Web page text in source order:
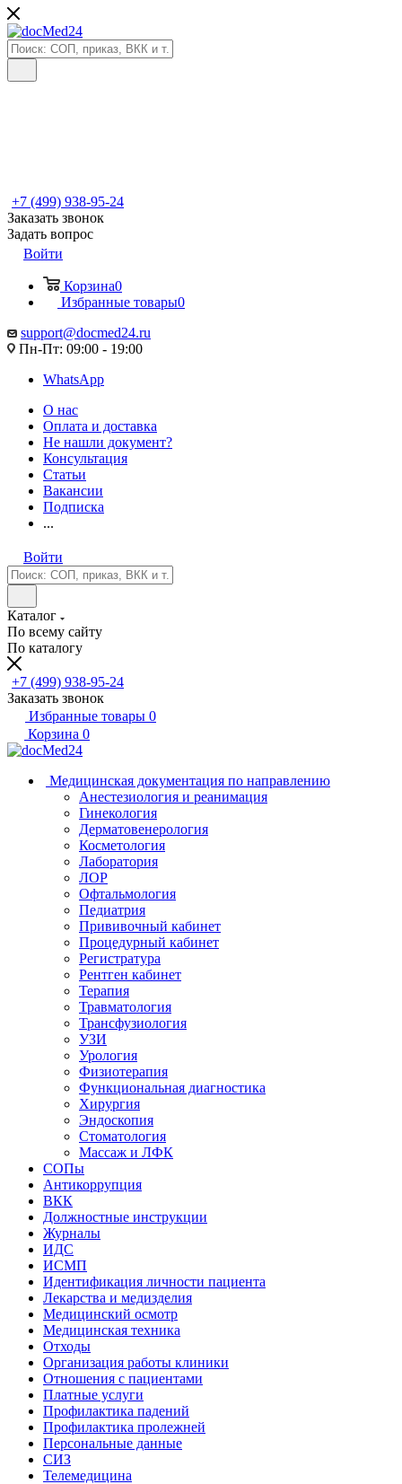
+7 (499) 938-95-24
Заказать звонок
Задать вопрос
Войти
Корзина0
Избранные товары0
support@docmed24.ru
Пн-Пт: 09:00 - 19:00
WhatsApp
О нас
Оплата и доставка
Не нашли документ?
Консультация
Статьи
Вакансии
Подписка
...
Войти
Каталог
По всему сайту
По каталогу
+7 (499) 938-95-24
Заказать звонок
Избранные товары 0
Корзина 0
Медицинская документация по направлению
Анестезиология и реанимация
Гинекология
Дерматовенерология
Косметология
Лаборатория
ЛОР
Офтальмология
Педиатрия
Прививочный кабинет
Процедурный кабинет
Регистратура
Рентген кабинет
Терапия
Травматология
Трансфузиология
УЗИ
Урология
Физиотерапия
Функциональная диагностика
Хирургия
Эндоскопия
Стоматология
Массаж и ЛФК
СОПы
Антикоррупция
ВКК
Должностные инструкции
Журналы
ИДС
ИСМП
Идентификация личности пациента
Лекарства и медизделия
Медицинский осмотр
Медицинская техника
Отходы
Организация работы клиники
Отношения с пациентами
Платные услуги
Профилактика падений
Профилактика пролежней
Персональные данные
СИЗ
Телемедицина